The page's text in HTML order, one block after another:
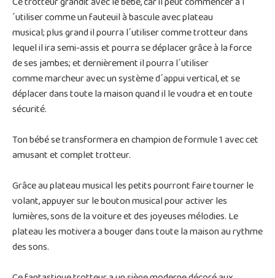
´utiliser comme un fauteuil à bascule avec plateau
musical; plus grand il pourra l´utiliser comme trotteur dans
lequel il ira semi-assis et pourra se déplacer grâce à la force
de ses jambes; et dernièrement il pourra l´utiliser
comme marcheur avec un système d´appui vertical, et se
déplacer dans toute la maison quand il le voudra et en toute
sécurité.
Ton bébé se transformera en champion de formule 1 avec cet
amusant et complet trotteur.
Grâce au plateau musical les petits pourront faire tourner le
volant, appuyer sur le bouton musical pour activer les
lumières, sons de la voiture et des joyeuses mélodies. Le
plateau les motivera a bouger dans toute la maison au rythme
des sons.